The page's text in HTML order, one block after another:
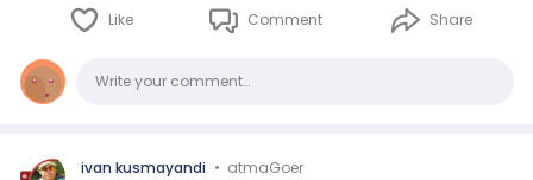
Like Comment Share
CommentsWrite your comment…
ivan kusmayandi • atmaGoer